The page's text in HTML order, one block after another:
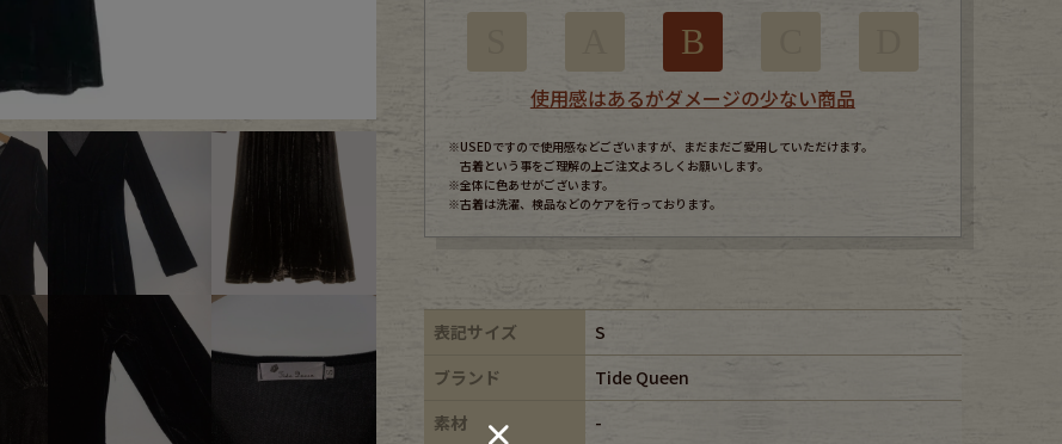
B
使用感はあるがダメージの少ない商品
※USEDですので使用感などございますが、まだまだご愛用していただけます。
古着という事をご理解の上ご注文よろしくお願いします。
※全体に色あせがございます。
※古着は洗濯、検品などのケアを行っております。
表記サイズ
S
ブランド
Tide Queen
素材
-